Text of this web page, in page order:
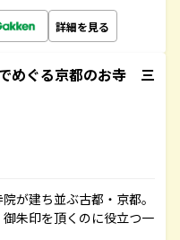
詳細を見る
めぐる京都のお寺 三
が建ち並ぶ古都・京都。
朱印を頂くのに役立つ一